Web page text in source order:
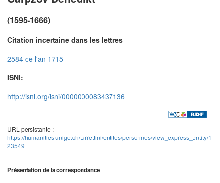
(1595-1666)
Citation incertaine dans les lettres
2584 de l'an 1715
ISNI:
http://isni.org/isni/0000000083437136
URL persistante :
https://humanities.unige.ch/turrettini/entites/personnes/view_express_entity/1
23549
Présentation de la correspondance